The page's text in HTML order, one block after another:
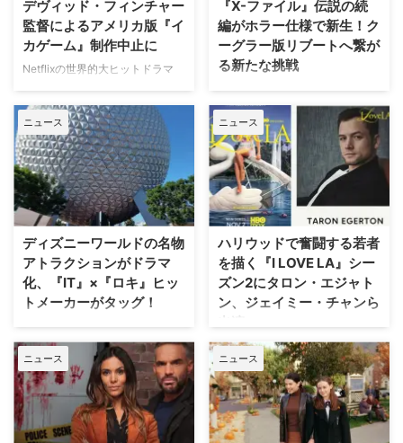
デヴィッド・フィンチャー
監督によるアメリカ版『イ
カゲーム』制作中止に
Netflixの世界的大ヒットドラマ
ド・フィンチャー監督がメガホン
をとる予定だった英語版スピンオ
フ『Heckler（仮題）』の企画開
発が中止されたことが明らかにな
った。一時は同フランチャイズ初
の英語によるドラマシリーズとし
て期待されていたが、動画配信プ
ラットフォーム側の戦略変更など
を受け、プロジェクトは表舞台か
ら姿を消すこととなった。米
ThePlaylistが報じている。 デヴ
ィッド・フィンチャーが進めてい
2024年、フィンチャーがNetf …
『X-ファイル』伝説の続
編がホラー仕様で新生！ク
ーグラー版リブートへ繋が
る新たな挑戦
SFサスペンスの金字塔『X-ファ
イル』の劇場版第2作『X-ファイ
ル：真実を求めて』が、18年の時
を経て、クリス・カーター監督の
手によるよりダークなディレクタ
ーズ・カット版として遂に日の目
を浴びることが決定した。 18年
の時を経て明かされる『X-ファイ
本・監督を務めた本作の本来のビ
ジョンが解禁されるにあたり、
Entertainment Weekly（EW）誌
はホラー映画さながらの予告編映
タイトルは『The X-Files: I Want
to B …
ニュース
ディズニーワールドの名物
アトラクションがドラマ
化、『IT』×『ロキ』ヒッ
トメーカーがタッグ！
Disney+が、ウォルト・ディズニ
ー・ワールド（WDW）のパーク
EPCOTを代表する大人気アトラ
クションに着想を得たドラマ作品
『Spaceship Earth（原題）』の
パイロット版を発注した。 ディ
ズニーワールドのシンボルが実写
ニュース
ハリウッドで奮闘する若者
を描く『I LOVE LA』シー
ズン2にタロン・エジャト
ン、ジェイミー・チャンら
出演
HBOの話題作『I LOVE LA』シー
ズン2に、『キングスマン』のタ
ロン・エジャトンや『The
Gifted ザ・ギフテッド』のジェ
イミー・チャンら注目キャストが
ゲスト出演することがわかった。
ニュース ニュース